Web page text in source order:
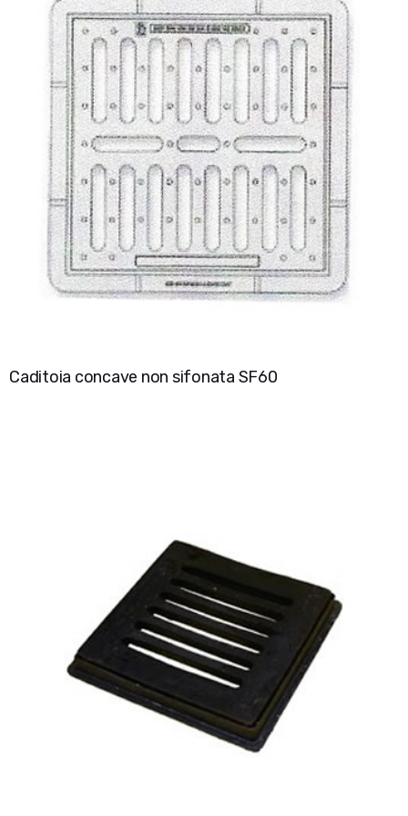
Caditoia concave non sifonata SF60